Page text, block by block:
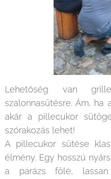
Lehetőség van
szalonnasütésre. Ám, ha
akár a pillecukor
szórakozás lehet!
A pillecukor sütése
élmény. Egy hosszú
a parázs fölé,